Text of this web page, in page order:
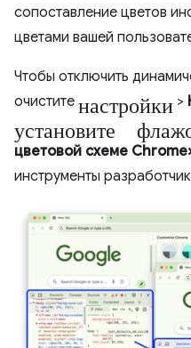
сопоставление цветов
цветами вашей
Чтобы отключить
очистите настройки >
установите
цветовой схеме
инструменты